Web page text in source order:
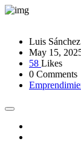
Luis
May 15,
58 Likes
0 Comments